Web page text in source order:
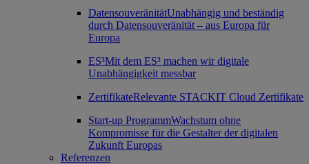
DatensouveränitätUnabhängig und beständig
durch Datensouveränität – aus Europa für
Europa
ES³Mit dem ES³ machen wir digitale
Unabhängigkeit messbar
ZertifikateRelevante STACKIT Cloud Zertifikate
Start-up ProgrammWachstum ohne
Kompromisse für die Gestalter der digitalen
Zukunft Europas
Referenzen